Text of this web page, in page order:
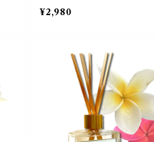
消
ランス <フラワー レソット.>
消臭 寝具 空間 ベッド 睡眠
¥2,980